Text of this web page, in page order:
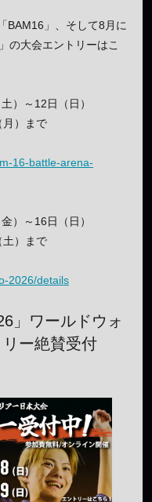
BAM16」、そして8月に
の大会エントリーはこ
）～12日（日）
月）まで
16-battle-arena-
）～16日（日）
土）まで
2026/details
」ワールドウォ
ー絶賛受付